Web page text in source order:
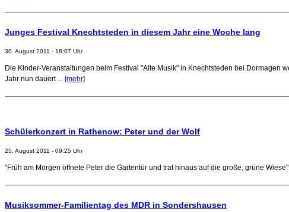
Junges Festival Knechtsteden in diesem Jahr eine Woche lang
30. August 2011 - 18:07 Uhr
Die Kinder-Veranstaltungen beim Festival "Alte Musik" in Knechtsteden bei Dormagen
Jahr nun dauert ... [mehr]
Schülerkonzert in Rathenow: Peter und der Wolf
25. August 2011 - 09:25 Uhr
"Früh am Morgen öffnete Peter die Gartentür und trat hinaus auf die große, grüne
Musiksommer-Familientag des MDR in Sondershausen